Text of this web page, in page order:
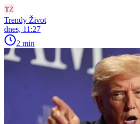
Trendy Život
dnes, 11:27
2 min